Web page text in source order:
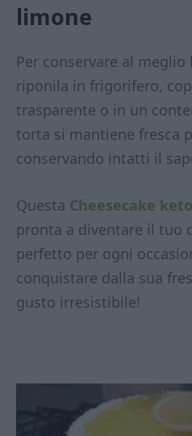
limone
Per conservare al meglio
riponila in frigorifero,
trasparente o in un
torta si mantiene fresca
conservando intatti il
Questa Cheesecake
pronta a diventare il tuo
perfetto per ogni
conquistare dalla sua
gusto irresistibile!